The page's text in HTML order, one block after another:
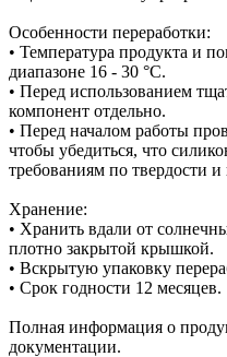
Особенности переработки:
• Температура продукта и
диапазоне 16 - 30 °C.
• Перед использованием
компонент отдельно.
• Перед началом работы
чтобы убедиться, что
требованиям по твердости
Хранение:
• Хранить вдали от
плотно закрытой крышкой.
• Вскрытую упаковку
• Срок годности 12 месяцев.
Полная информация о
документации.